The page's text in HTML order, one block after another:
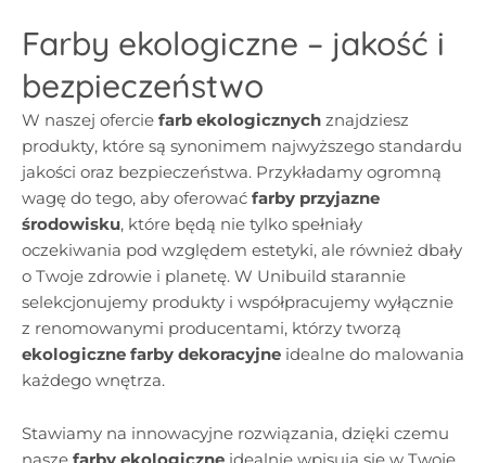
Farby ekologiczne – jakość i
bezpieczeństwo
W naszej ofercie farb ekologicznych znajdziesz
produkty, które są synonimem najwyższego standardu
jakości oraz bezpieczeństwa. Przykładamy ogromną
wagę do tego, aby oferować farby przyjazne
środowisku, które będą nie tylko spełniały
oczekiwania pod względem estetyki, ale również dbały
o Twoje zdrowie i planetę. W Unibuild starannie
selekcjonujemy produkty i współpracujemy wyłącznie
z renomowanymi producentami, którzy tworzą
ekologiczne farby dekoracyjne idealne do malowania
każdego wnętrza.
Stawiamy na innowacyjne rozwiązania, dzięki czemu